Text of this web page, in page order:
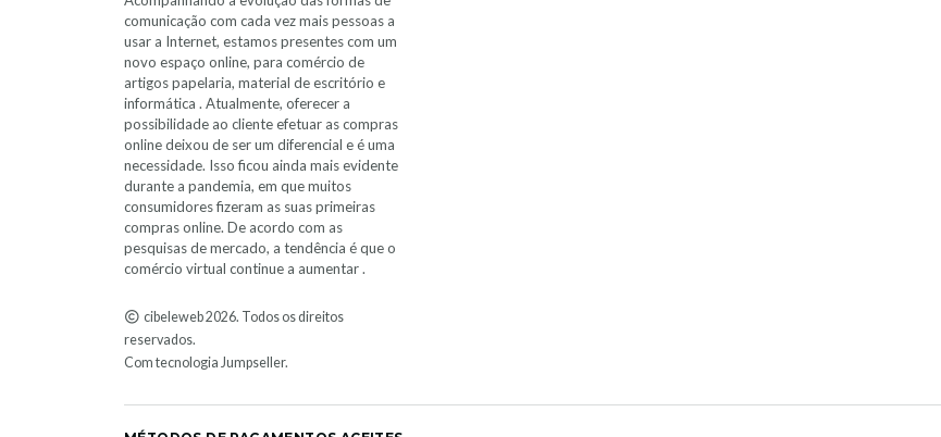
comunicação com cada vez mais pessoas a
usar a Internet, estamos presentes com um
novo espaço online, para comércio de
artigos papelaria, material de escritório e
informática . Atualmente, oferecer a
possibilidade ao cliente efetuar as compras
online deixou de ser um diferencial e é uma
necessidade. Isso ficou ainda mais evidente
durante a pandemia, em que muitos
consumidores fizeram as suas primeiras
compras online. De acordo com as
pesquisas de mercado, a tendência é que o
comércio virtual continue a aumentar .
cibeleweb 2026. Todos os direitos
reservados.
Com tecnologia Jumpseller.